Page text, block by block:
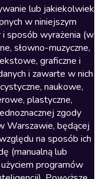
lub jakiekolwiek
w niniejszym
sposób wyrażenia (w
słowno-muzyczne,
graficzne i
i zawarte w nich
naukowe,
plastyczne,
zgody
Warszawie, będącej
na sposób ich
(manualną lub
programów